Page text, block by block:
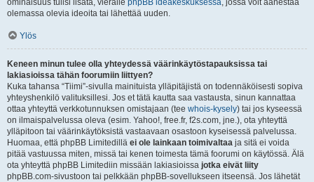
ominaisuus tulisi lisätä, vieraile phpBB ideakeskuksessa, jossa voit äänestää
olemassa olevia ideoita tai lähettää uuden.
Ylös
Keneen minun tulee olla yhteydessä väärinkäytöstapauksissa tai
lakiasioissa tähän foorumiin liittyen?
Kuka tahansa “Tiimi”-sivulla mainituista ylläpitäjistä on todennäköisesti sopiva
yhteyshenkilö valituksillesi. Jos et tätä kautta saa vastausta, sinun kannattaa
ottaa yhteyttä verkkotunnuksen omistajaan (tee whois-kysely) tai jos kyseessä
on ilmaispalvelussa oleva (esim. Yahoo!, free.fr, f2s.com, jne.), ota yhteyttä
ylläpitoon tai väärinkäytöksistä vastaavaan osastoon kyseisessä palvelussa.
Huomaa, että phpBB Limitedillä ei ole lainkaan toimivaltaa ja sitä ei voida
pitää vastuussa miten, missä tai kenen toimesta tämä foorumi on käytössä. Älä
ota yhteyttä phpBB Limitediin missään lakiasioissa jotka eivät liity
phpBB.com-sivustoon tai pelkkään phpBB-sovellukseen itseensä. Jos lähetät